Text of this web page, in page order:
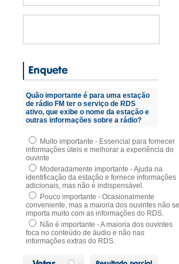
Quão importante é para uma estação
de rádio FM ter o serviço de RDS
ativo, que exibe o nome da estação e
outras informações sobre a rádio?
Muito importante - Essencial para fornecer
informações úteis e melhorar a experiência do
ouvinte
Moderadamente importante - Ajuda na
identificação da estação e fornece informações
adicionais, mas não é indispensável.
Pouco importante - Ocasionalmente
conveniente, mas a maioria dos ouvintes não se
importa muito com as informações do RDS.
Não é importante - A maioria dos ouvintes
foca no conteúdo de áudio e não nas
informações extras do RDS.